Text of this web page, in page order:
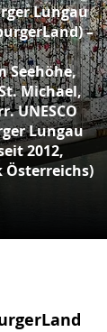
Lungau
–
Seehöhe,
Michael,
UNESCO
Lungau
2012,